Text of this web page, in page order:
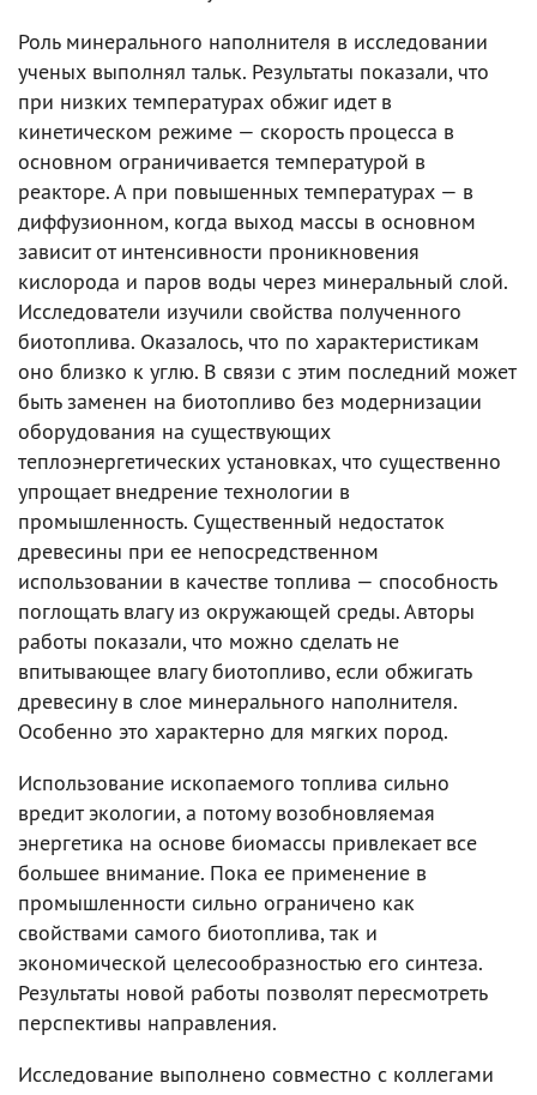
Роль минерального наполнителя в исследовании
ученых выполнял тальк. Результаты показали, что
при низких температурах обжиг идет в
кинетическом режиме — скорость процесса в
основном ограничивается температурой в
реакторе. А при повышенных температурах — в
диффузионном, когда выход массы в основном
зависит от интенсивности проникновения
кислорода и паров воды через минеральный слой.
Исследователи изучили свойства полученного
биотоплива. Оказалось, что по характеристикам
оно близко к углю. В связи с этим последний может
быть заменен на биотопливо без модернизации
оборудования на существующих
теплоэнергетических установках, что существенно
упрощает внедрение технологии в
промышленность. Существенный недостаток
древесины при ее непосредственном
использовании в качестве топлива — способность
поглощать влагу из окружающей среды. Авторы
работы показали, что можно сделать не
впитывающее влагу биотопливо, если обжигать
древесину в слое минерального наполнителя.
Особенно это характерно для мягких пород.
Использование ископаемого топлива сильно
вредит экологии, а потому возобновляемая
энергетика на основе биомассы привлекает все
большее внимание. Пока ее применение в
промышленности сильно ограничено как
свойствами самого биотоплива, так и
экономической целесообразностью его синтеза.
Результаты новой работы позволят пересмотреть
перспективы направления.
Исследование выполнено совместно с коллегами